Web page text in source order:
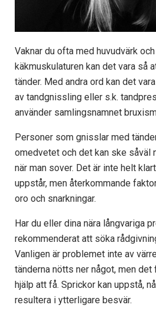
Vaknar du ofta med huvudvärk
käkmuskulaturen kan det vara så
tänder. Med andra ord kan det
av tandgnissling eller s.k.
använder samlingsnamnet
Personer som gnisslar med
omedvetet och det kan ske såväl
när man sover. Det är inte helt
uppstår, men återkommande
oro och snarkningar.
Har du eller dina nära långvariga
rekommenderat att söka
Vanligen är problemet inte av
tänderna nötts ner något, men
hjälp att få. Sprickor kan uppstå,
resultera i ytterligare besvär.